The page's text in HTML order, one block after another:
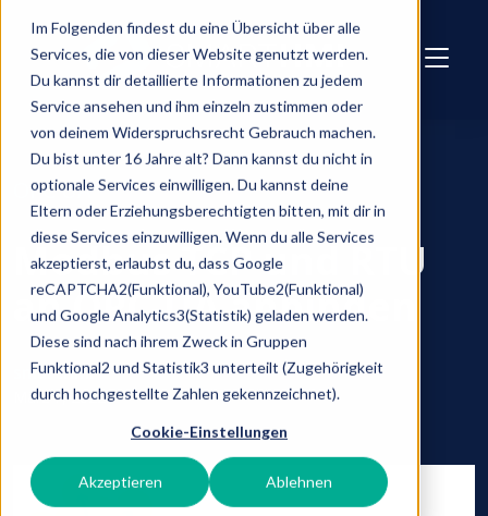
Im Folgenden findest du eine Übersicht über alle
Services, die von dieser Website genutzt werden.
Du kannst dir detaillierte Informationen zu jedem
Service ansehen und ihm einzeln zustimmen oder
von deinem Widerspruchsrecht Gebrauch machen.
Du bist unter 16 Jahre alt? Dann kannst du nicht in
optionale Services einwilligen. Du kannst deine
Eltern oder Erziehungsberechtigten bitten, mit dir in
diese Services einzuwilligen. Wenn du alle Services
akzeptierst, erlaubst du, dass Google
reCAPTCHA2(Funktional), YouTube2(Funktional)
und Google Analytics3(Statistik) geladen werden.
Diese sind nach ihrem Zweck in Gruppen
Funktional2 und Statistik3 unterteilt (Zugehörigkeit
durch hochgestellte Zahlen gekennzeichnet).
Cookie-Einstellungen
Akzeptieren Ablehnen
OPC UA
Modbus TCP und RTU
an OPC-UA anbinden
smarthmi
März 7, 2022